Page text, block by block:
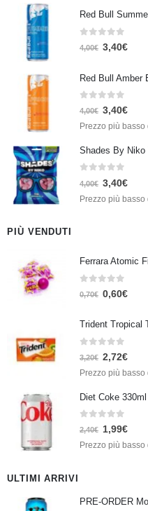
Red Bull
Su 5
4,00€ 3,40€
Su 5
4,00€ 3,40€
Prezzo più
Shades By Niko
Su 5
4,00€ 3,40€
Prezzo più
PIÙ VENDUTI
Ferrara Atomic
Su 5
0,70€ 0,60€
Trident Tropical
Su 5
3,20€ 2,72€
Prezzo più
Diet Coke 330ml
Su 5
2,40€ 1,99€
Prezzo più
ULTIMI ARRIVI